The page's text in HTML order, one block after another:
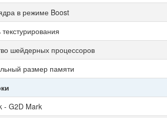
в режиме Boost
шейдерных процессоров
размер памяти
- G2D Mark